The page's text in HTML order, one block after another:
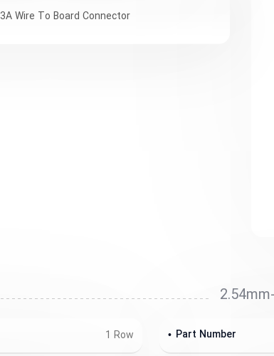
Wire To Board Connector
Part Number
1 Row